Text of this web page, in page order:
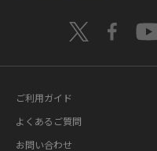
ご利用ガイド
よくあるご質問
お問い合わせ